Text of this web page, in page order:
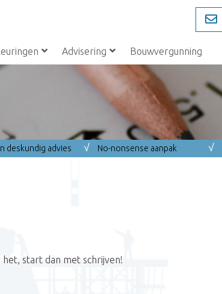
Advisering Bouwvergunning
deskundig advies √ No-nonsense aanpak √
start dan met schrijven!